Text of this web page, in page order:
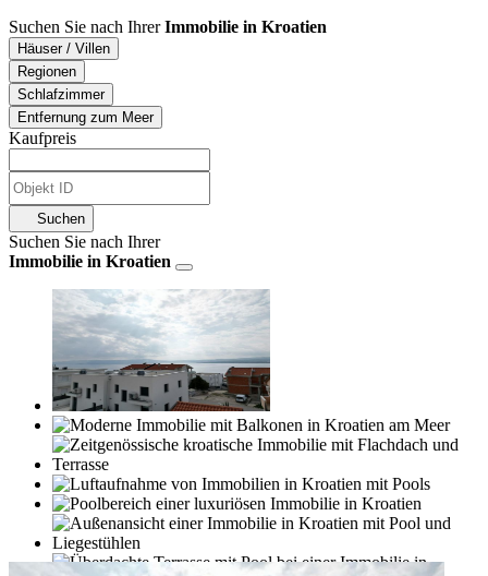
Suchen Sie nach IhrerImmobilie in Kroatien
Häuser / Villen
Regionen
Schlafzimmer
Entfernung zum Meer
Kaufpreis
Suchen
Suchen Sie nach Ihrer
Immobilie in Kroatien